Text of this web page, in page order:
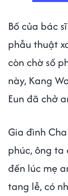
Bố của bác
phẫu thuật
còn chờ số
này, Kang
Eun đã chở
Gia đình
phúc, ông ta
đến lúc mẹ
tang lễ, có